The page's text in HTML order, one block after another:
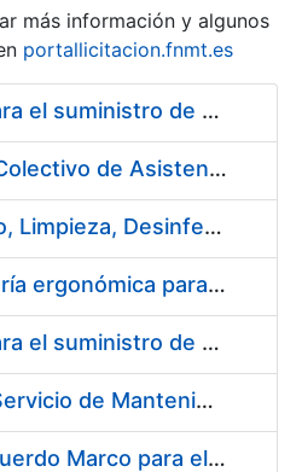
más información y algunos
portallicitacion.fnmt.es
Acuerdo marco para el suministro de material de droguería y limpieza a la FNMT-RCM
Póliza de Seguro Colectivo de Asistencia Sanitaria
Servicio de Lavado, Limpieza, Desinfección y Descontaminación de la ropa de trabajo del personal de la FNMT-RCM de Madrid
Suministro de sillería ergonómica para la FNMT-RCM
Acuerdo marco para el suministro de material de fontanería y aire acondicionado
Contratación del Servicio de Mantenimiento de Carretillas Transportadoras-elevadoras
Suscripción de Acuerdo Marco para el Suministro de Material de Filtración